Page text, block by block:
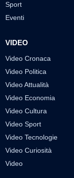
Sport
Eventi
VIDEO
Video Cronaca
Video Politica
Video Attualità
Video Economia
Video Cultura
Video Sport
Video Tecnologie
Video Curiosità
Video